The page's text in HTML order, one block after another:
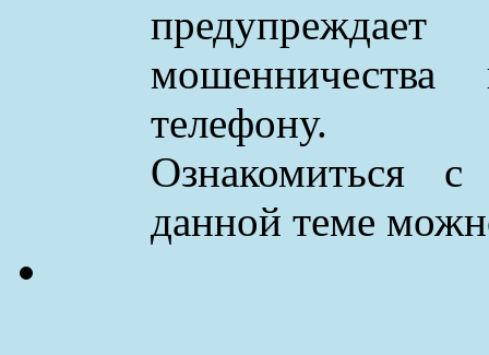
телефону.
Ознакомиться
данной теме